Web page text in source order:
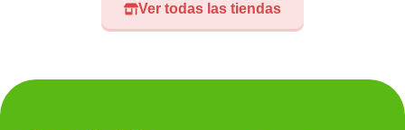
Ver todas las tiendas